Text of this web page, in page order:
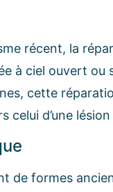
récent, la
à ciel ouvert ou
cette
celui d’une
de formes